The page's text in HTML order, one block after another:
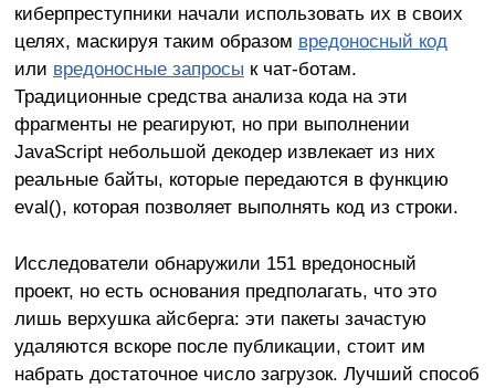
киберпреступники начали использовать их в своих
целях, маскируя таким образом вредоносный код
или вредоносные запросы к чат-ботам.
Традиционные средства анализа кода на эти
фрагменты не реагируют, но при выполнении
JavaScript небольшой декодер извлекает из них
реальные байты, которые передаются в функцию
eval(), которая позволяет выполнять код из строки.
Исследователи обнаружили 151 вредоносный
проект, но есть основания предполагать, что это
лишь верхушка айсберга: эти пакеты зачастую
удаляются вскоре после публикации, стоит им
набрать достаточное число загрузок. Лучший способ